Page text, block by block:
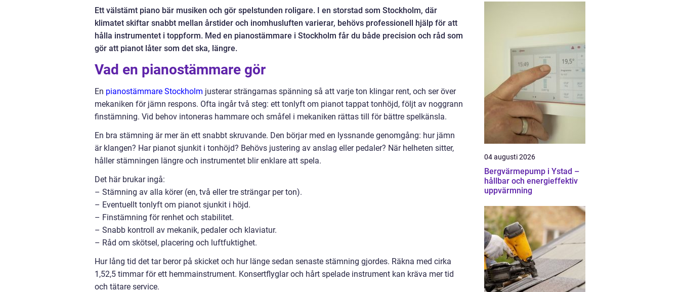
Ett välstämt piano bär musiken och gör spelstunden roligare. I en storstad som Stockholm, där
klimatet skiftar snabbt mellan årstider och inomhusluften varierar, behövs professionell hjälp för att
hålla instrumentet i toppform. Med en pianostämmare i Stockholm får du både precision och råd som
gör att pianot låter som det ska, längre.
Vad en pianostämmare gör
En pianostämmare Stockholm justerar strängarnas spänning så att varje ton klingar rent, och ser över
mekaniken för jämn respons. Ofta ingår två steg: ett tonlyft om pianot tappat tonhöjd, följt av noggrann
finstämning. Vid behov intoneras hammare och småfel i mekaniken rättas till för bättre spelkänsla.
En bra stämning är mer än ett snabbt skruvande. Den börjar med en lyssnande genomgång: hur jämn
är klangen? Har pianot sjunkit i tonhöjd? Behövs justering av anslag eller pedaler? När helheten sitter,
håller stämningen längre och instrumentet blir enklare att spela.
Det här brukar ingå:
– Stämning av alla körer (en, två eller tre strängar per ton).
– Eventuellt tonlyft om pianot sjunkit i höjd.
– Finstämning för renhet och stabilitet.
– Snabb kontroll av mekanik, pedaler och klaviatur.
– Råd om skötsel, placering och luftfuktighet.
Hur lång tid det tar beror på skicket och hur länge sedan senaste stämning gjordes. Räkna med cirka
1,52,5 timmar för ett hemmainstrument. Konsertflyglar och hårt spelade instrument kan kräva mer tid
och tätare service.
04 augusti 2026
Bergvärmepump i Ystad –
hållbar och energieffektiv
uppvärmning